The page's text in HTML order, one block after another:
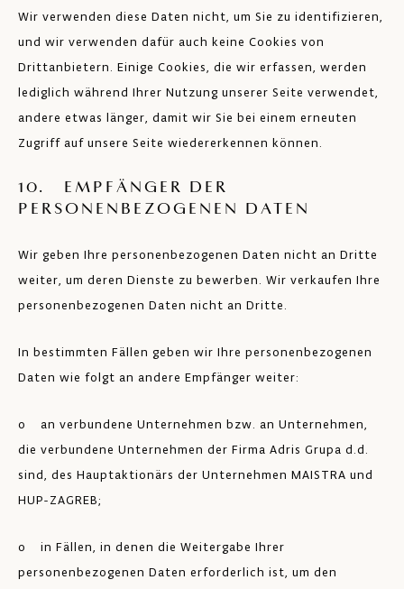
Wir verwenden diese Daten nicht, um Sie zu identifizieren,
und wir verwenden dafür auch keine Cookies von
Drittanbietern. Einige Cookies, die wir erfassen, werden
lediglich während Ihrer Nutzung unserer Seite verwendet,
andere etwas länger, damit wir Sie bei einem erneuten
Zugriff auf unsere Seite wiedererkennen können.
10. EMPFÄNGER DER
PERSONENBEZOGENEN DATEN
Wir geben Ihre personenbezogenen Daten nicht an Dritte
weiter, um deren Dienste zu bewerben. Wir verkaufen Ihre
personenbezogenen Daten nicht an Dritte.
In bestimmten Fällen geben wir Ihre personenbezogenen
Daten wie folgt an andere Empfänger weiter:
o an verbundene Unternehmen bzw. an Unternehmen,
die verbundene Unternehmen der Firma Adris Grupa d.d.
sind, des Hauptaktionärs der Unternehmen MAISTRA und
HUP-ZAGREB;
o in Fällen, in denen die Weitergabe Ihrer
personenbezogenen Daten erforderlich ist, um den